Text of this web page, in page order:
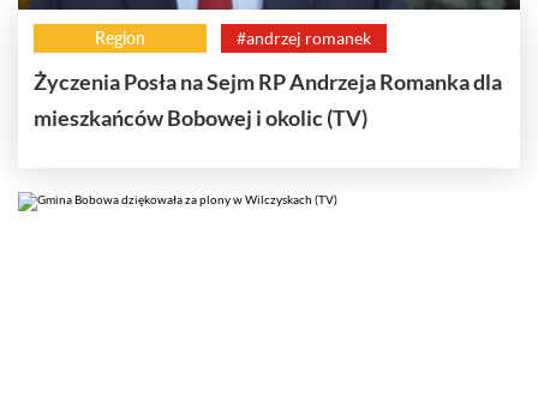
Region #andrzej romanek
Życzenia Posła na Sejm RP Andrzeja Romanka dla
mieszkańców Bobowej i okolic (TV)